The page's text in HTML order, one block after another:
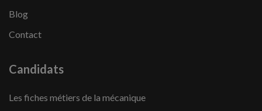
Blog
Contact
Candidats
Les fiches métiers de la mécanique